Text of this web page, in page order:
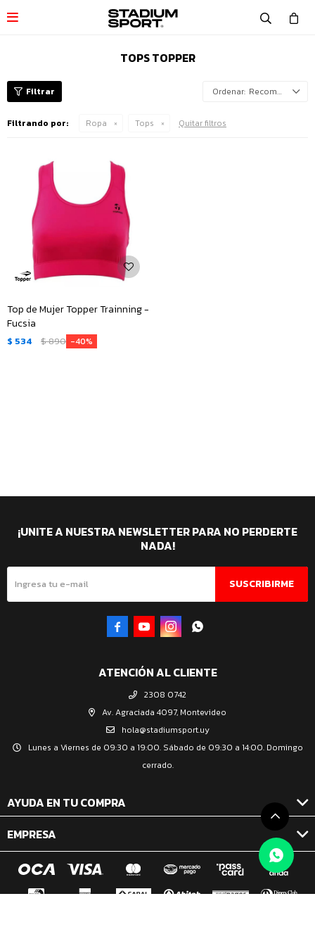

TOPS TOPPER
Recomendados
Filtrando por: Ropa Tops Quitar filtros
Top de Mujer Topper Trainning -
Fucsia
$ 534 $890 40
ATENCIÓN AL CLIENTE
2308 0742
Av. Agraciada 4097, Montevideo
hola@stadiumsport.uy
Lunes a Viernes de 09:30 a 19:00. Sábado de 09:30 a 14:00. Domingo
cerrado.
AYUDA EN TU COMPRA
EMPRESA
¡UNITE A NUESTRA NEWSLETTER PARA NO PERDERTE
NADA!
SUSCRIBIRME
   